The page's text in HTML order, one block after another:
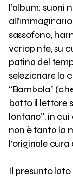
l’album: suoni
sassofono,
variopinte, su
patina del
selezionare la
“Bambola”
batto il lettore
lontano”, in
non è tanto la
l’originale cura
Il presunto